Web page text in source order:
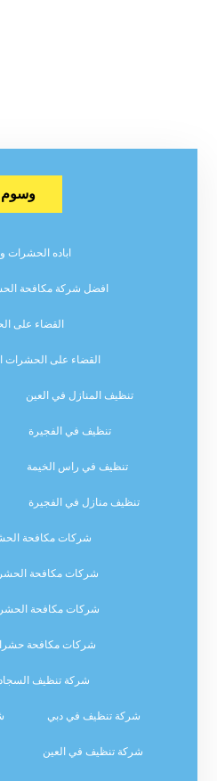
وسوم
اباده الحشرات
افضل شركة مكافحة
القضاء على
القضاء على الحشرات
تنظيف المنازل في العين
تنظيف في الفجيرة
تنظيف في راس الخيمة
تنظيف منازل في الفجيرة
شركات مكافحة
شركات مكافحة
شركات مكافحة
شركات مكافحة
شركة تنظيف
شركة تنظيف في دبي
شركة تنظيف في العين